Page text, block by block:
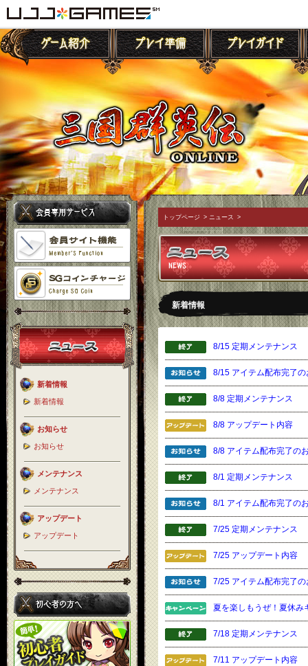
新着情報
新着情報
お知らせ
お知らせ
メンテナンス
メンテナンス
アップデート
アップデート
トップページ > ニュース >
新着情報
8/15 定期メンテナンス
8/15 アイテム配布完了の
8/8 定期メンテナンス
8/8 アップデート内容
8/8 アイテム配布完了の
8/1 定期メンテナンス
8/1 アイテム配布完了の
7/25 定期メンテナンス
7/25 アップデート内容
7/25 アイテム配布完了の
夏を楽しもうぜ！夏休み
7/18 定期メンテナンス
7/11 アップデート内容